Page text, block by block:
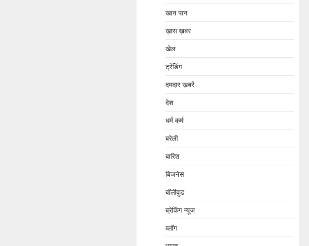
खान पान
ख़ास ख़बर
खेल
ट्रेंडिंग
दमदार ख़बरें
देश
धर्म कर्म
बरेली
बारिश
बिजनेस
बॉलीवुड
ब्रेकिंग न्यूज
ब्लॉग